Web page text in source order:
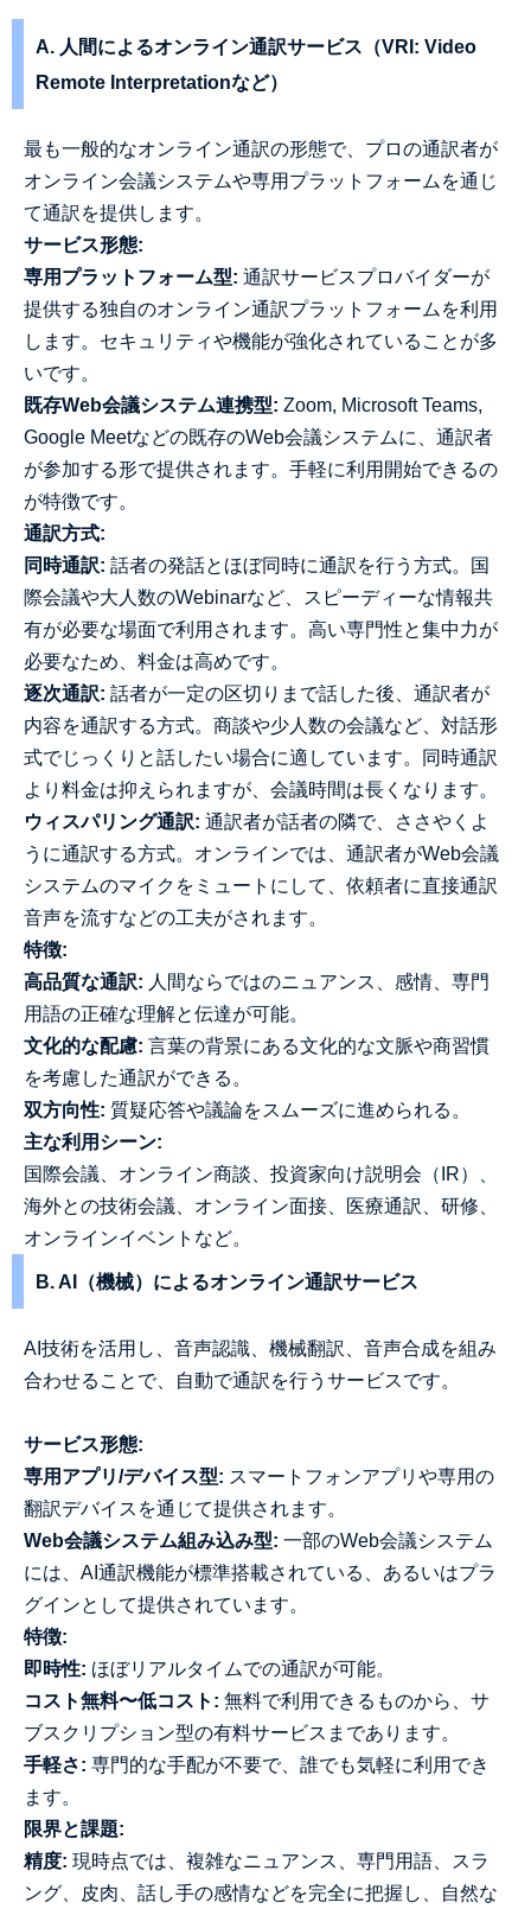
A. 人間によるオンライン通訳サービス（VRI: Video
Remote Interpretationなど）
最も一般的なオンライン通訳の形態で、プロの通訳者が
オンライン会議システムや専用プラットフォームを通じ
て通訳を提供します。
サービス形態:
専用プラットフォーム型: 通訳サービスプロバイダーが
提供する独自のオンライン通訳プラットフォームを利用
します。セキュリティや機能が強化されていることが多
いです。
既存Web会議システム連携型: Zoom, Microsoft Teams,
Google Meetなどの既存のWeb会議システムに、通訳者
が参加する形で提供されます。手軽に利用開始できるの
が特徴です。
通訳方式:
同時通訳: 話者の発話とほぼ同時に通訳を行う方式。国
際会議や大人数のWebinarなど、スピーディーな情報共
有が必要な場面で利用されます。高い専門性と集中力が
必要なため、料金は高めです。
逐次通訳: 話者が一定の区切りまで話した後、通訳者が
内容を通訳する方式。商談や少人数の会議など、対話形
式でじっくりと話したい場合に適しています。同時通訳
より料金は抑えられますが、会議時間は長くなります。
ウィスパリング通訳: 通訳者が話者の隣で、ささやくよ
うに通訳する方式。オンラインでは、通訳者がWeb会議
システムのマイクをミュートにして、依頼者に直接通訳
音声を流すなどの工夫がされます。
特徴:
高品質な通訳: 人間ならではのニュアンス、感情、専門
用語の正確な理解と伝達が可能。
文化的な配慮: 言葉の背景にある文化的な文脈や商習慣
を考慮した通訳ができる。
双方向性: 質疑応答や議論をスムーズに進められる。
主な利用シーン:
国際会議、オンライン商談、投資家向け説明会（IR）、
海外との技術会議、オンライン面接、医療通訳、研修、
オンラインイベントなど。
B. AI（機械）によるオンライン通訳サービス
AI技術を活用し、音声認識、機械翻訳、音声合成を組み
合わせることで、自動で通訳を行うサービスです。
サービス形態:
専用アプリ/デバイス型: スマートフォンアプリや専用の
翻訳デバイスを通じて提供されます。
Web会議システム組み込み型: 一部のWeb会議システム
には、AI通訳機能が標準搭載されている、あるいはプラ
グインとして提供されています。
特徴:
即時性: ほぼリアルタイムでの通訳が可能。
コスト無料〜低コスト: 無料で利用できるものから、サ
ブスクリプション型の有料サービスまであります。
手軽さ: 専門的な手配が不要で、誰でも気軽に利用でき
ます。
限界と課題:
精度: 現時点では、複雑なニュアンス、専門用語、スラ
ング、皮肉、話し手の感情などを完全に把握し、自然な